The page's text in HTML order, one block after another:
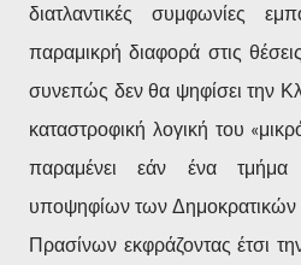
διατλαντικές συμφωνίες
παραμικρή διαφορά στις
συνεπώς δεν θα ψηφίσει την
καταστροφική λογική του
παραμένει εάν ένα τμήμα
υποψηφίων των Δημοκρατικών
Πρασίνων εκφράζοντας έτσι